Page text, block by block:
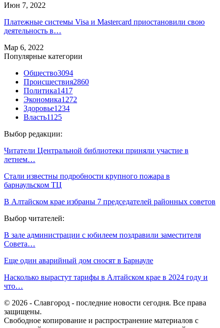
Июн 7, 2022
Платежные системы Visa и Mastercard приостановили свою
деятельность в…
Мар 6, 2022
Популярные категории
Общество3094
Происшествия2860
Политика1417
Экономика1272
Здоровье1234
Власть1125
Выбор редакции:
Читатели Центральной библиотеки приняли участие в
летнем…
Стали известны подробности крупного пожара в
барнаульском ТЦ
В Алтайском крае избраны 7 председателей районных советов
Выбор читателей:
В зале администрации с юбилеем поздравили заместителя
Совета…
Еще один аварийный дом сносят в Барнауле
Насколько вырастут тарифы в Алтайском крае в 2024 году и
что…
© 2026 - Славгород - последние новости сегодня. Все права
защищены.
Свободное копирование и распространение материалов с